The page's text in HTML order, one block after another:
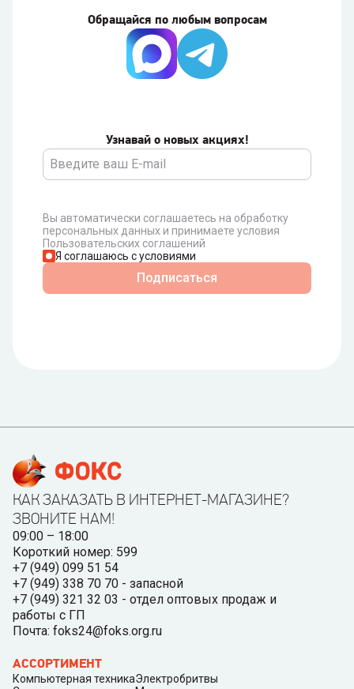
Узнавай о новых акциях!
Вы автоматически соглашаетесь на обработку
персональных данных и принимаете условия
Пользовательских соглашений
Я соглашаюсь с условиями
Подписаться
Обращайся по любым вопросам
КАК ЗАКАЗАТЬ В ИНТЕРНЕТ-МАГАЗИНЕ?
ЗВОНИТЕ НАМ!
09:00 – 18:00
Короткий номер: 599
+7 (949) 099 51 54
+7 (949) 338 70 70 - запасной
+7 (949) 321 32 03 - отдел оптовых продаж и
работы с ГП
Почта: foks24@foks.org.ru
АССОРТИМЕНТ
Компьютерная техникаЭлектробритвы